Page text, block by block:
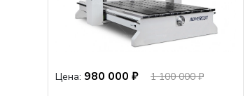
Цена: 980 000 ₽
1 100 000 ₽